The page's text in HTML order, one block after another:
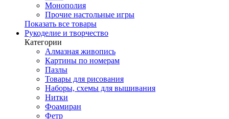
Монополия
Прочие настольные игры
Показать все товары
Рукоделие и творчество
Категории
Алмазная живопись
Картины по номерам
Пазлы
Товары для рисования
Наборы, схемы для вышивания
Нитки
Фоамиран
Фетр